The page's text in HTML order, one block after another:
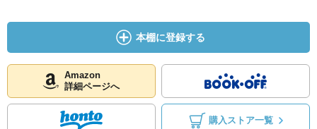
本棚に登録する
Amazon
詳細ページへ
購入ストア一覧